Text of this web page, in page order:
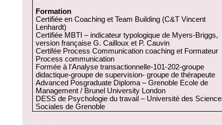
Formation
Certifiée en Coaching et Team Building (C&T Vincent
Lenhardt)
Certifiée MBTI – indicateur typologique de Myers-Briggs,
version française G. Cailloux et P. Cauvin
Certifée Process Communication coaching et Formateur
Process communication
Formée à l'Analyse transactionnelle-101-202-groupe
didactique-groupe de supervision- groupe de thérapeute
Advanced Posgraduate Diploma – Grenoble Ecole de
Management / Brunel University London
DESS de Psychologie du travail – Université des
Sociales de Grenoble